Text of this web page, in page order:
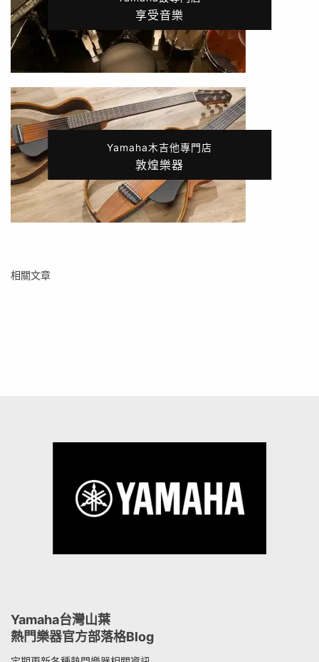
享受音樂
Yamaha木吉他專門店
敦煌樂器
相關文章
Yamaha台灣山葉
熱門樂器官方部落格Blog